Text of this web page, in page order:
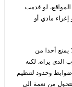
لو قدمت
مادي أو
أحدا من
الذي يراه، لكنه
وحدود لتنظيم
من نعمة الى